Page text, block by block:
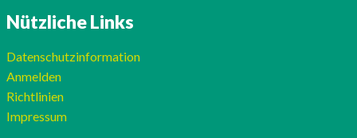
Nützliche Links
Datenschutzinformation
Anmelden
Richtlinien
Impressum